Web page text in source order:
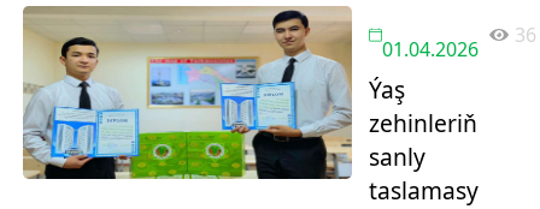
alyşma
duşuşygy
geçirildi
01.04.2026
36
Ýaş
zehinleriň
sanly
taslamasy